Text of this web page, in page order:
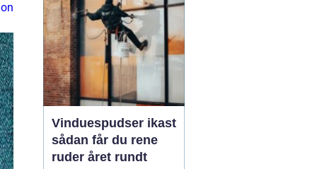
Vinduespudser ikast
sådan får du rene
ruder året rundt